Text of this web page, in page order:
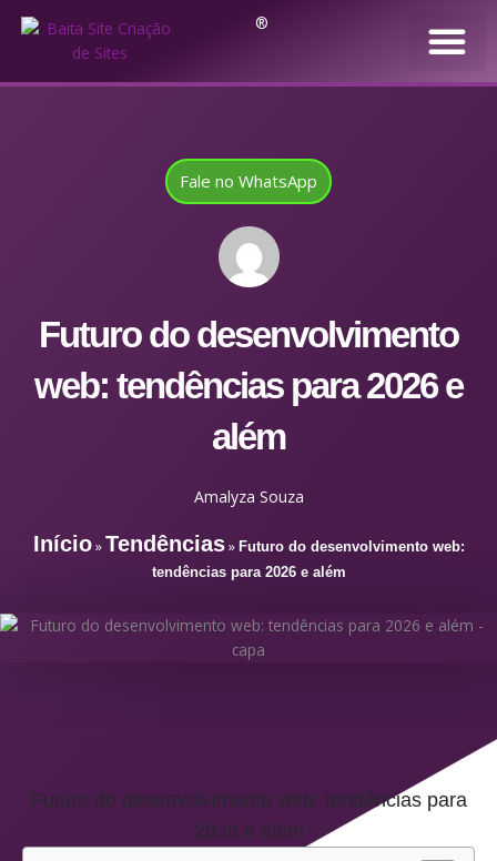
®
Fale no WhatsApp
Futuro do desenvolvimento
web: tendências para 2026 e
além
Amalyza Souza
Início»Tendências» Futuro do desenvolvimento web:
tendências para 2026 e além
Futuro do desenvolvimento web: tendências para
2026 e além